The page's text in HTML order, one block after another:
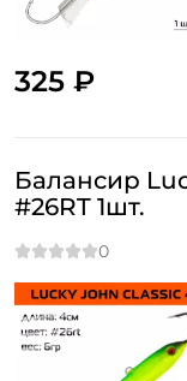
325 ₽
Балансир
#26RT 1шт.